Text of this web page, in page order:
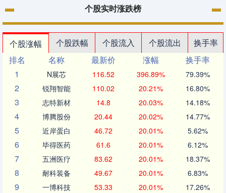
个股实时涨跌榜
个股涨幅 个股跌幅 个股流入 个股流出
换手率
排名
名称 最新价 涨幅
换手率
1
N展芯 116.52 396.89% 79.39%
2 锐翔智能 110.02 20.21% 16.80%
3 志特新材 14.8 20.03% 14.18%
4 博腾股份 20.44 20.02% 14.77%
5 近岸蛋白 46.72 20.01% 5.62%
6 毕得医药 61.6 20.01% 6.12%
7 五洲医疗 83.62 20.01% 18.37%
8 耐科装备 49.67 20.01% 6.83%
9 一博科技 53.33 20.01% 17.26%